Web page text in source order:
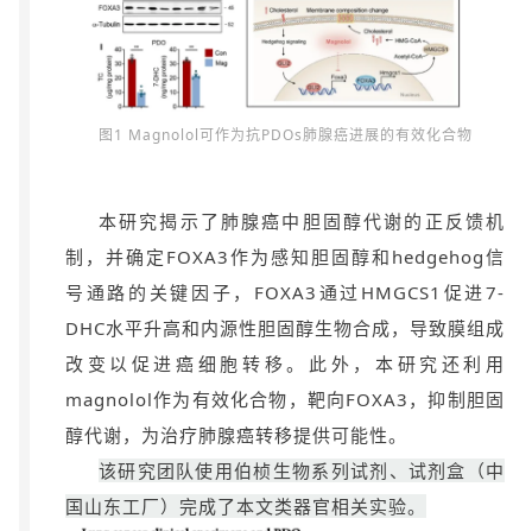
图1 Magnolol可作为抗PDOs肺腺癌进展的有效化合物
本研究揭示了肺腺癌中胆固醇代谢的正反馈机
制，并确定FOXA3作为感知胆固醇和hedgehog信
号通路的关键因子，FOXA3通过HMGCS1促进7-
DHC水平升高和内源性胆固醇生物合成，导致膜组成
改变以促进癌细胞转移。此外，本研究还利用
magnolol作为有效化合物，靶向FOXA3，抑制胆固
醇代谢，为治疗肺腺癌转移提供可能性。
该研究团队使用伯桢生物系列试剂、试剂盒（中
国山东工厂）完成了本文类器官相关实验。